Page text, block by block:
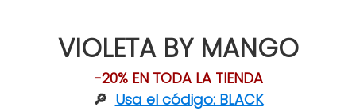
VIOLETA BY MANGO
-20% EN TODA LA TIENDA
🔎 Usa el código: BLACK